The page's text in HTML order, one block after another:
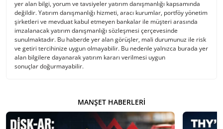
yer alan bilgi, yorum ve tavsiyeler yatırım danışmanlığı kapsamında
değildir. Yatırım danışmanlığı hizmeti, aracı kurumlar, portföy yönetim
şirketleri ve mevduat kabul etmeyen bankalar ile müşteri arasında
imzalanacak yatırım danışmanlığı sözleşmesi çerçevesinde
sunulmaktadır. Bu haberde yer alan görüşler, mali durumunuz ile risk
ve getiri tercihinize uygun olmayabilir. Bu nedenle yalnızca burada yer
alan bilgilere dayanarak yatırım kararı verilmesi uygun
sonuçlar doğurmayabilir.
MANŞET HABERLERI